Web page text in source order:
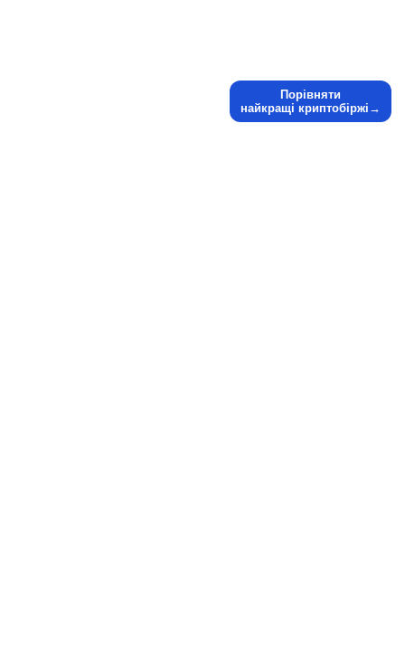
Порівняти
найкращі криптобіржі→